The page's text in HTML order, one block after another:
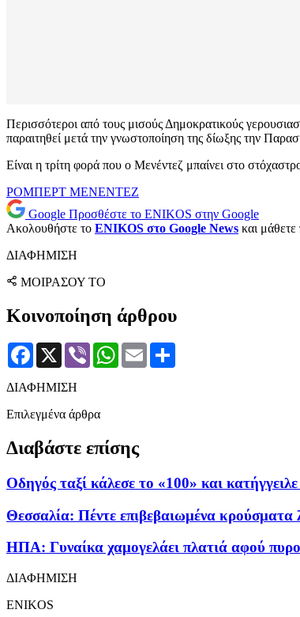
Περισσότεροι από τους μισούς Δημοκρατικούς
παραιτηθεί μετά την γνωστοποίηση της δίωξης την
Είναι η τρίτη φορά που ο Μενέντεζ μπαίνει στο
ΡΟΜΠΕΡΤ ΜΕΝΕΝΤΕΖ
Google Προσθέστε το ENIKOS στην Google
Ακολουθήστε το ENIKOS στο Google News και μάθετε
ΔΙΑΦΗΜΙΣΗ
ΜΟΙΡΑΣΟΥ ΤΟ
Κοινοποίηση άρθρου
Facebook
X Viber WhatsApp
Email
ΔΙΑΦΗΜΙΣΗ
Επιλεγμένα άρθρα
Διαβάστε επίσης
Οδηγός ταξί κάλεσε το «100» και
Θεσσαλία: Πέντε επιβεβαιωμένα κρούσματα
ΗΠΑ: Γυναίκα χαμογελάει πλατιά αφού
ΔΙΑΦΗΜΙΣΗ
ENIKOS